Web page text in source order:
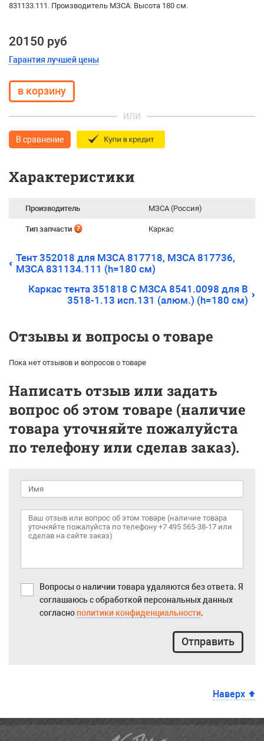
831133.111. Производитель МЗСА. Высота 180 см.
20150 руб
Гарантия лучшей цены
ИЛИ
В сравнение
Характеристики
Производитель МЗСА (Россия)
Тип запчасти Каркас
Тент 352018 для МЗСА 817718, МЗСА 817736,
МЗСА 831134.111 (h=180 см)
Каркас тента 351818 С МЗСА 8541.0098 для B
3518-1.13 исп.131 (алюм.) (h=180 см)
Отзывы и вопросы о товаре
Пока нет отзывов и вопросов о товаре
Написать отзыв или задать
вопрос об этом товаре (наличие
товара уточняйте пожалуйста
по телефону или сделав заказ).
Вопросы о наличии товара удаляются без ответа. Я
соглашаюсь с обработкой персональных данных
согласно политики конфиденциальности.
Отправить
Наверх